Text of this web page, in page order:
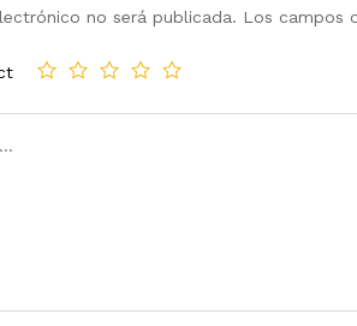
no será publicada. Los campos